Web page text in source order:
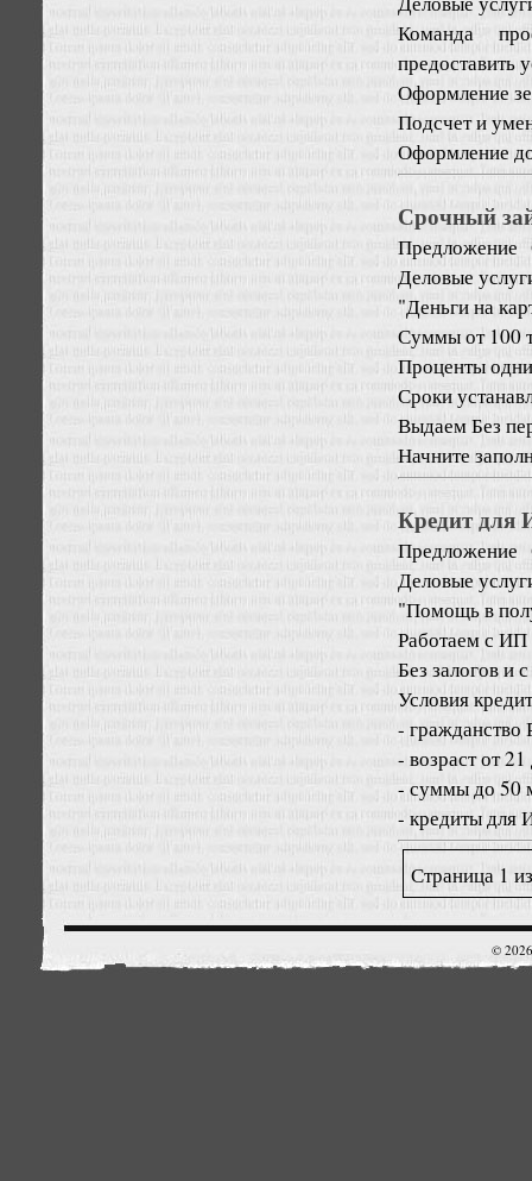
Команда
предоставить
Оформление
Подсчет и
Оформление
Срочный
Предложение
Деловые
"Деньги на
Суммы от 100
Проценты
Сроки
Выдаем Без
Начните
Кредит для
Предложение
Деловые
"Помощь в
Работаем с
Без залогов и
Условия
- гражданство
- возраст от
- суммы до 50
- кредиты
Страница 1
©